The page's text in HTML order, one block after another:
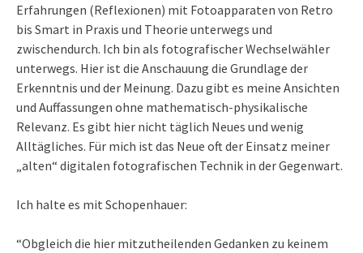
Erfahrungen (Reflexionen) mit Fotoapparaten von Retro
bis Smart in Praxis und Theorie unterwegs und
zwischendurch. Ich bin als fotografischer Wechselwähler
unterwegs. Hier ist die Anschauung die Grundlage der
Erkenntnis und der Meinung. Dazu gibt es meine Ansichten
und Auffassungen ohne mathematisch-physikalische
Relevanz. Es gibt hier nicht täglich Neues und wenig
Alltägliches. Für mich ist das Neue oft der Einsatz meiner
„alten“ digitalen fotografischen Technik in der Gegenwart.
Ich halte es mit Schopenhauer:
“Obgleich die hier mitzutheilenden Gedanken zu keinem